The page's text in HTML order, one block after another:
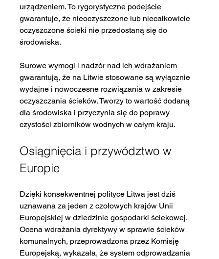
urządzeniem. To rygorystyczne podejście
gwarantuje, że nieoczyszczone lub niecałkowicie
oczyszczone ścieki nie przedostaną się do
środowiska.
Surowe wymogi i nadzór nad ich wdrażaniem
gwarantują, że na Litwie stosowane są wyłącznie
wydajne i nowoczesne rozwiązania w zakresie
oczyszczania ścieków. Tworzy to wartość dodaną
dla środowiska i przyczynia się do poprawy
czystości zbiorników wodnych w całym kraju.
Osiągnięcia i przywództwo w
Europie
Dzięki konsekwentnej polityce Litwa jest dziś
uznawana za jeden z czołowych krajów Unii
Europejskiej w dziedzinie gospodarki ściekowej.
Ocena wdrażania dyrektywy w sprawie ścieków
komunalnych, przeprowadzona przez Komisję
Europejską, wykazała, że system odprowadzania